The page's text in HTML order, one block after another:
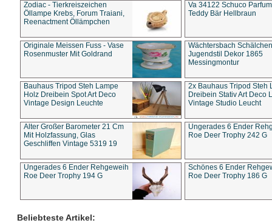
Zodiac - Tierkreiszeichen
Öllampe Krebs, Forum Traiani,
Reenactment Öllämpchen
Va 34122 Schuco
Teddy Bär Hellbraun
Originale Meissen Fuss - Vase
Rosenmuster Mit Goldrand
Wächtersbach Schälchen
Jugendstil Dekor 1865
Messingmontur
Bauhaus Tripod Steh Lampe
Holz Dreibein Spot Art Deco
Vintage Design Leuchte
2x Bauhaus Tripod Steh
Dreibein Stativ Art Deco
Vintage Studio Leucht
Alter Großer Barometer 21 Cm
Mit Holzfassung, Glas
Geschliffen Vintage 5319 19
Ungerades 6 Ender
Roe Deer Trophy 242 G
Ungerades 6 Ender Rehgeweih
Roe Deer Trophy 194 G
Schönes 6 Ender
Roe Deer Trophy 186 G
Beliebteste Artikel: